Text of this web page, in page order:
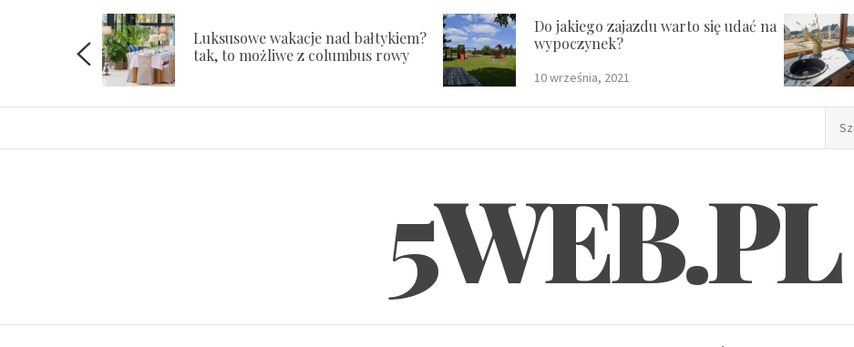
Luksusowe wakacje nad bałtykiem?
tak, to możliwe z columbus rowy
Do jakiego zajazdu warto się udać na
wypoczynek?
10 września, 2021
5WEB.PL